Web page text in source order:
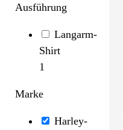
Ausführung
Langarm-
Shirt
1
Marke
Harley-